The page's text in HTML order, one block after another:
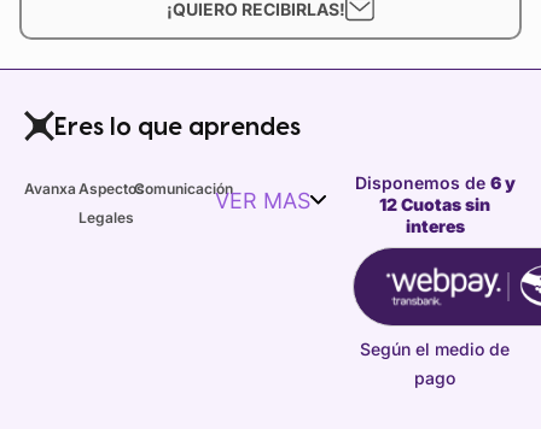
¡QUIERO RECIBIRLAS!
Eres lo que aprendes
Avanxa Aspectos
Legales
ComunicaciónVER MAS
Disponemos de 6 y
12 Cuotas sin
interes
Según el medio de
pago